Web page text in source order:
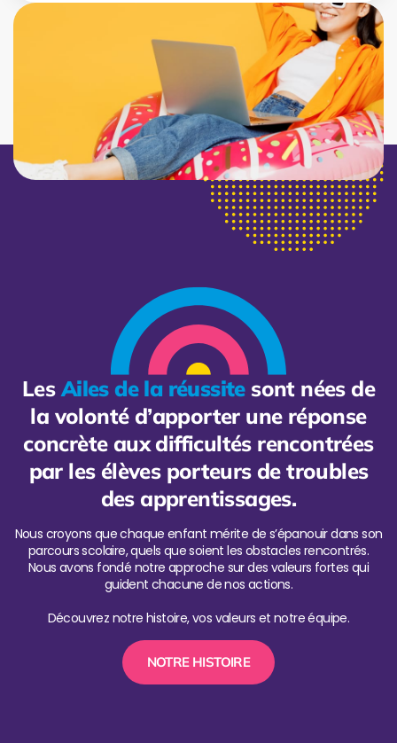
LesAiles de la réussitesont nées de
la volonté d’apporter une réponse
concrète aux difficultés rencontrées
par les élèves porteurs de troubles
des apprentissages.
Nous croyons que chaque enfant mérite de s’épanouir dans son
parcours scolaire, quels que soient les obstacles rencontrés.
Nous avons fondé notre approche sur des valeurs fortes qui
guident chacune de nos actions.
Découvrez notre histoire, vos valeurs et notre équipe.
NOTRE HISTOIRE